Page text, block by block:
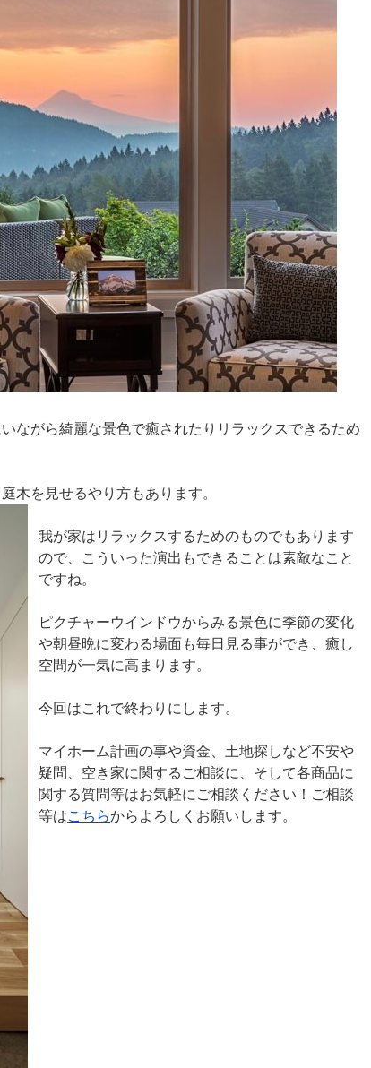
ながら綺麗な景色で癒されたりリラックスできるため
木を見せるやり方もあります。
我が家はリラックスするためのものでもあります
ので、こういった演出もできることは素敵なこと
ですね。
ピクチャーウインドウからみる景色に季節の変化
や朝昼晩に変わる場面も毎日見る事ができ、癒し
空間が一気に高まります。
今回はこれで終わりにします。
マイホーム計画の事や資金、土地探しなど不安や
疑問、空き家に関するご相談に、そして各商品に
関する質問等はお気軽にご相談ください！ご相談
等はこちらからよろしくお願いします。